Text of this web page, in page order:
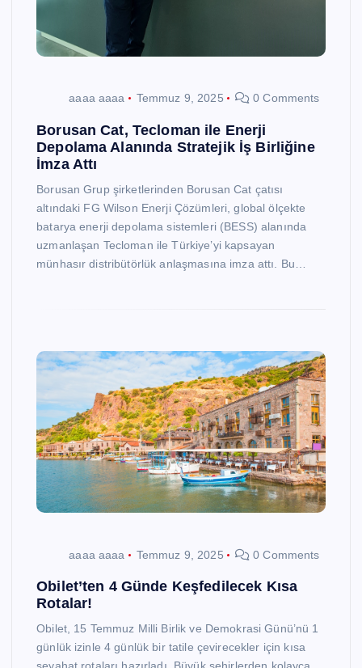
aaaa aaaa Temmuz 9, 2025 0 Comments
Borusan Cat, Tecloman ile Enerji
Depolama Alanında Stratejik İş Birliğine
İmza Attı
Borusan Grup şirketlerinden Borusan Cat çatısı
altındaki FG Wilson Enerji Çözümleri, global ölçekte
batarya enerji depolama sistemleri (BESS) alanında
uzmanlaşan Tecloman ile Türkiye’yi kapsayan
münhasır distribütörlük anlaşmasına imza attı. Bu…
aaaa aaaa Temmuz 9, 2025 0 Comments
Obilet’ten 4 Günde Keşfedilecek Kısa
Rotalar!
Obilet, 15 Temmuz Milli Birlik ve Demokrasi Günü’nü 1
günlük izinle 4 günlük bir tatile çevirecekler için kısa